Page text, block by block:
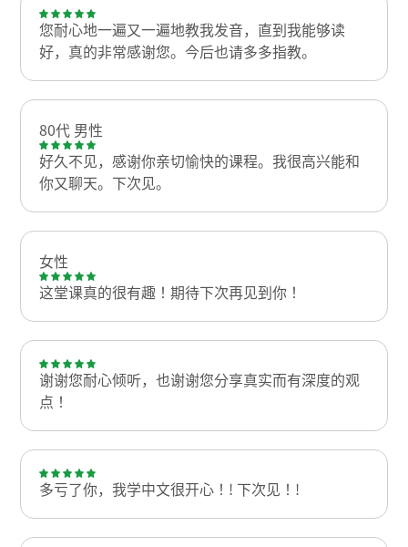
您耐心地一遍又一遍地教我发音，直到我能够读
好，真的非常感谢您。今后也请多多指教。
80代 男性
好久不见，感谢你亲切愉快的课程。我很高兴能和
你又聊天。下次见。
女性
这堂课真的很有趣！期待下次再见到你！
谢谢您耐心倾听，也谢谢您分享真实而有深度的观
点！
多亏了你，我学中文很开心！! 下次见！!